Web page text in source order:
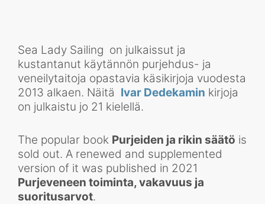
Sea Lady Sailing on julkaissut ja
kustantanut käytännön purjehdus- ja
veneilytaitoja opastavia käsikirjoja vuodesta
2013 alkaen. Näitä Ivar Dedekamin kirjoja
on julkaistu jo 21 kielellä.
The popular book Purjeiden ja rikin säätö is
sold out. A renewed and supplemented
version of it was published in 2021
Purjeveneen toiminta, vakavuus ja
suoritusarvot.